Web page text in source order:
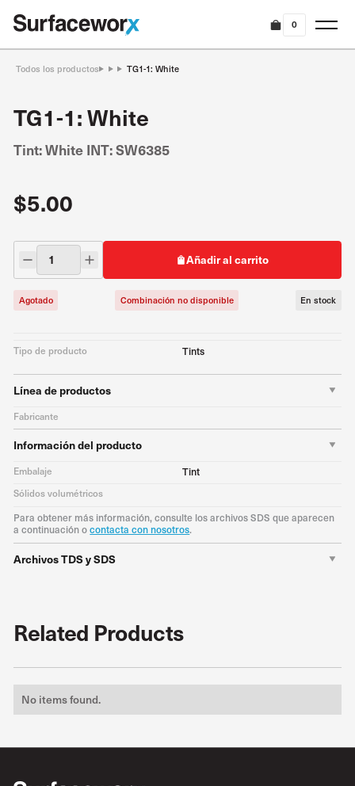
0
Todos los productos TG1-1: White
TG1-1: White
Tint: White INT: SW6385
$5.00
Añadir al carrito
Agotado Combinación no disponible En stock
Tipo de producto Tints
Línea de productos
Fabricante
Información del producto
Embalaje Tint
Sólidos volumétricos
Para obtener más información, consulte los archivos SDS que aparecen
a continuación ocontacta con nosotros.
Archivos TDS y SDS
Related Products
No items found.